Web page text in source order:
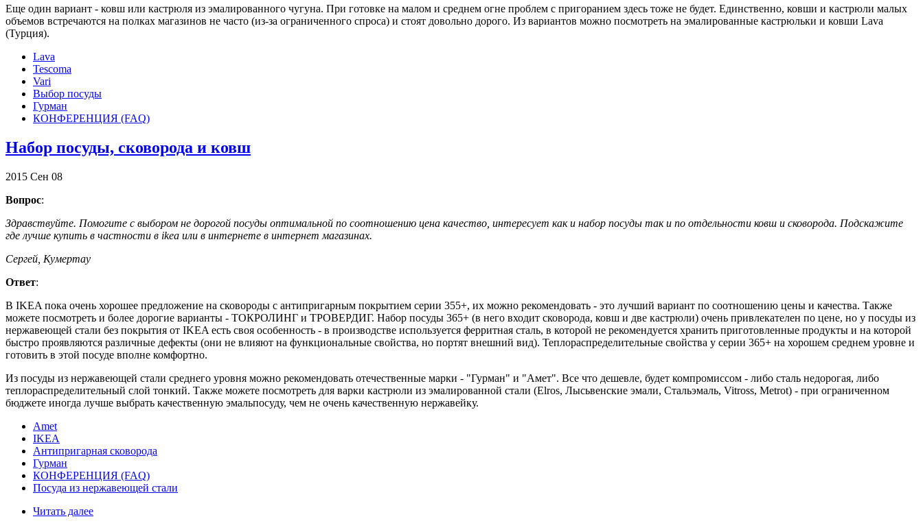
Еще один вариант - ковш или кастрюля из эмалированного чугуна. При готовке на малом и среднем огне проблем с пригоранием здесь тоже не будет. Единственно, ковши и кастрюли малых
объемов встречаются на полках магазинов не часто (из-за ограниченного спроса) и стоят довольно дорого. Из вариантов можно посмотреть на эмалированные кастрюльки и ковши Lava
(Турция).
Lava
Tescoma
Vari
Выбор посуды
Гурман
КОНФЕРЕНЦИЯ (FAQ)
Набор посуды, сковорода и ковш
2015 Сен 08
Вопрос:
Здравствуйте. Помогите с выбором не дорогой посуды оптимальной по соотношению цена качество, интересует как и набор посуды так и по отдельности ковш и сковорода. Подскажите
где лучше купить в частности в ikea или в интернете в интернет магазинах.
Сергей, Кумертау
Ответ:
В IKEA пока очень хорошее предложение на сковороды с антипригарным покрытием серии 355+, их можно рекомендовать - это лучший вариант по соотношению цены и качества. Также
можете посмотреть и более дорогие варианты - ТОКРОЛИНГ и ТРОВЕРДИГ. Набор посуды 365+ (в него входит сковорода, ковш и две кастрюли) очень привлекателен по цене, но у посуды из
нержавеющей стали без покрытия от IKEA есть своя особенность - в производстве используется ферритная сталь, в которой не рекомендуется хранить приготовленные продукты и на которой
быстро проявляются различные дефекты (они не влияют на функциональные свойства, но портят внешний вид). Теплораспределительные свойства у серии 365+ на хорошем среднем уровне и
готовить в этой посуде вполне комфортно.
Из посуды из нержавеющей стали среднего уровня можно рекомендовать отечественные марки - "Гурман" и "Амет". Все что дешевле, будет компромиссом - либо сталь недорогая, либо
теплораспределительный слой тонкий. Также можете посмотреть для варки кастрюли из эмалированной стали (Elros, Лысьвенские эмали, Стальэмаль, Vitross, Metrot) - при ограниченном
бюджете иногда лучше выбрать качественную эмальпосуду, чем не очень качественную нержавейку.
Amet
IKEA
Антипригарная сковорода
Гурман
КОНФЕРЕНЦИЯ (FAQ)
Посуда из нержавеющей стали
Читать далее